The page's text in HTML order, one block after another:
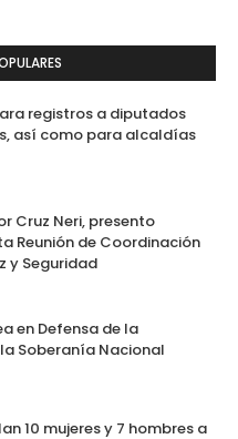
registros a diputados
así como para alcaldías
Cruz Neri, presento
Reunión de Coordinación
y Seguridad
en Defensa de la
Soberanía Nacional
10 mujeres y 7 hombres a